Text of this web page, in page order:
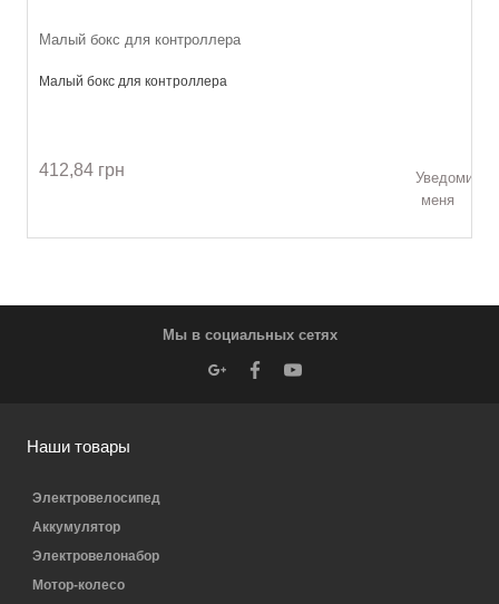
Малый бокс для контроллера
Малый бокс для контроллера
412,84 грн
Уведомить
меня
Мы в социальных сетях
Наши товары
Электровелосипед
Аккумулятор
Электровелонабор
Мотор-колесо